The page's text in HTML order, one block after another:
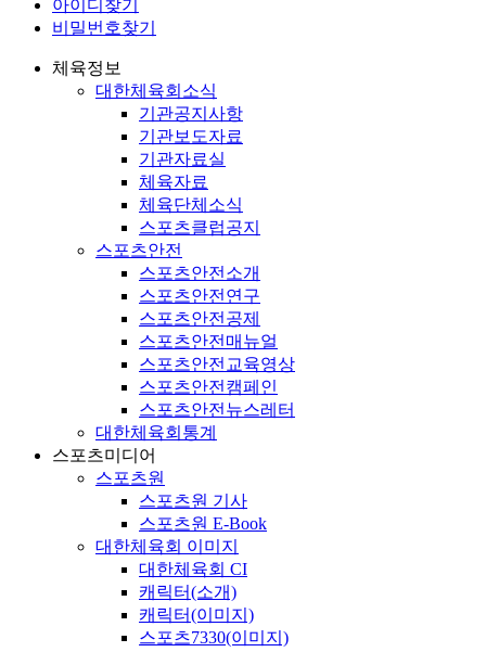
아이디찾기
비밀번호찾기
체육정보
대한체육회소식
기관공지사항
기관보도자료
기관자료실
체육자료
체육단체소식
스포츠클럽공지
스포츠안전
스포츠안전소개
스포츠안전연구
스포츠안전공제
스포츠안전매뉴얼
스포츠안전교육영상
스포츠안전캠페인
스포츠안전뉴스레터
대한체육회통계
스포츠미디어
스포츠원
스포츠원 기사
스포츠원 E-Book
대한체육회 이미지
대한체육회 CI
캐릭터(소개)
캐릭터(이미지)
스포츠7330(이미지)